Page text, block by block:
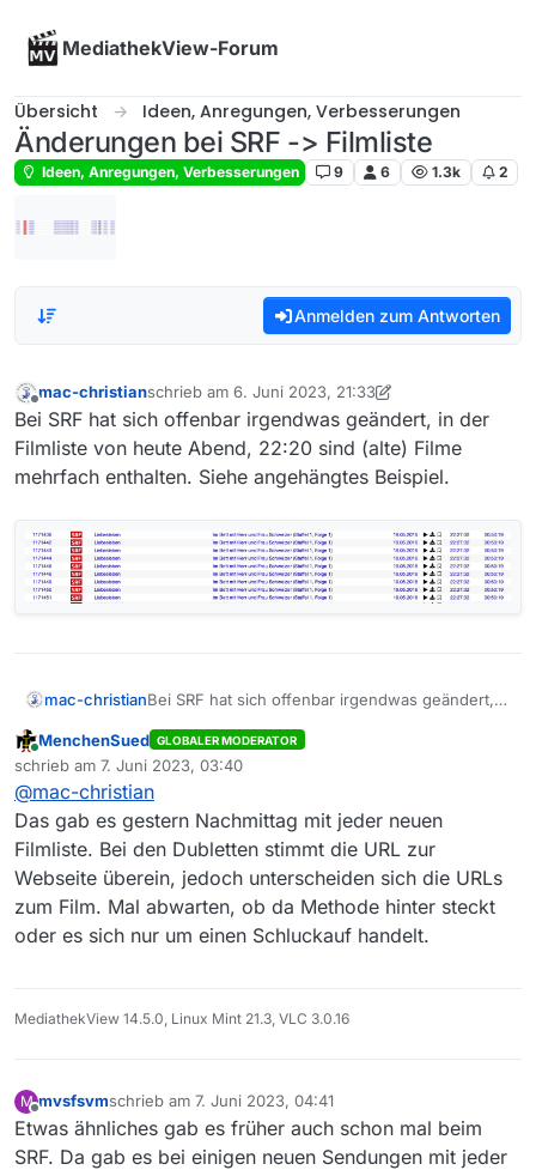
MediathekView-Forum
Übersicht Ideen, Anregungen, Verbesserungen
Änderungen bei SRF -> Filmliste
Ideen, Anregungen, Verbesserungen 9 6 1.3k 2
Anmelden zum Antworten
Offline
mac-christianschrieb am 6. Juni 2023, 21:33
zuletzt editiert von mac-christian
Bei SRF hat sich offenbar irgendwas geändert, in der
Filmliste von heute Abend, 22:20 sind (alte) Filme
mehrfach enthalten. Siehe angehängtes Beispiel.
mac-christianBei SRF hat sich offenbar irgendwas geändert,
(alte) Filme mehrfach enthalten. Siehe
angehängtes Beispiel.
Online
MenchenSued GLOBALER MODERATOR
schrieb am 7. Juni 2023, 03:40
zuletzt editiert von
@mac-christian
Das gab es gestern Nachmittag mit jeder neuen
Filmliste. Bei den Dubletten stimmt die URL zur
Webseite überein, jedoch unterscheiden sich die URLs
zum Film. Mal abwarten, ob da Methode hinter steckt
oder es sich nur um einen Schluckauf handelt.
MediathekView 14.5.0, Linux Mint 21.3, VLC 3.0.16
M
Offline
mvsfsvmschrieb am 7. Juni 2023, 04:41
zuletzt editiert von
Etwas ähnliches gab es früher auch schon mal beim
SRF. Da gab es bei einigen neuen Sendungen mit jeder